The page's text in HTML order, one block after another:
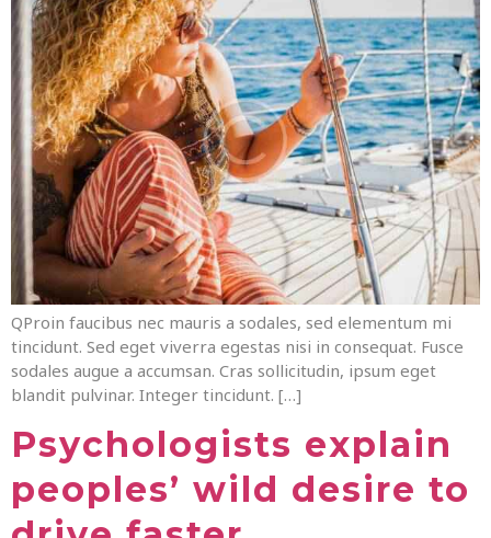
QProin faucibus nec mauris a sodales, sed elementum mi
tincidunt. Sed eget viverra egestas nisi in consequat. Fusce
sodales augue a accumsan. Cras sollicitudin, ipsum eget
blandit pulvinar. Integer tincidunt. […]
Psychologists explain
peoples’ wild desire to